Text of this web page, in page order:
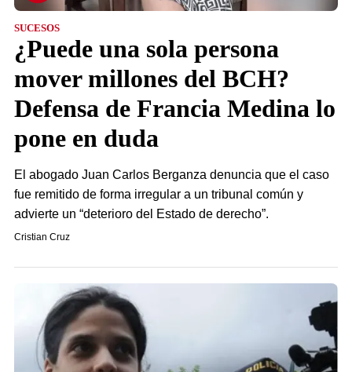
SUCESOS
¿Puede una sola persona
mover millones del BCH?
Defensa de Francia Medina lo
pone en duda
El abogado Juan Carlos Berganza denuncia que el caso
fue remitido de forma irregular a un tribunal común y
advierte un “deterioro del Estado de derecho”.
Cristian Cruz